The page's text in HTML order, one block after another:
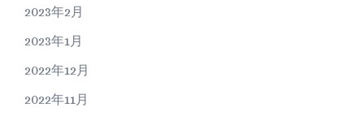
2023年2月
2023年1月
2022年12月
2022年11月